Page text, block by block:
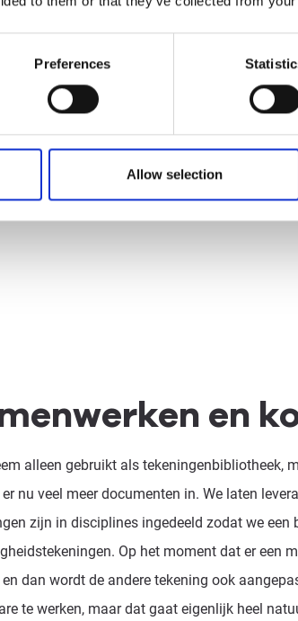
Preferences
Allow selection
en
alleen gebruikt als tekeningenbibliotheek,
nu veel meer documenten in. We laten
zijn in disciplines ingedeeld zodat we een
Op het moment dat er een
dan wordt de andere tekening ook
te werken, maar dat gaat eigenlijk heel